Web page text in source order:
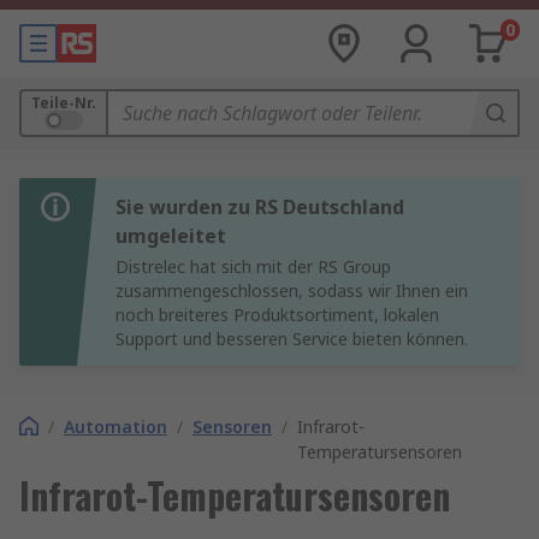
0
Teile-Nr.
Sie wurden zu RS Deutschland
umgeleitet
Distrelec hat sich mit der RS Group
zusammengeschlossen, sodass wir Ihnen ein
noch breiteres Produktsortiment, lokalen
Support und besseren Service bieten können.
/ Automation / Sensoren / Infrarot-
Temperatursensoren
Infrarot-Temperatursensoren